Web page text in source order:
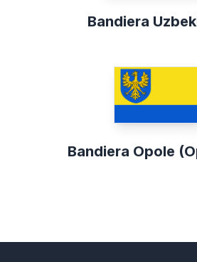
Bandiera
Bandiera Opole